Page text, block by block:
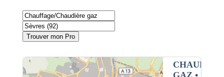
Trouver mon Pro